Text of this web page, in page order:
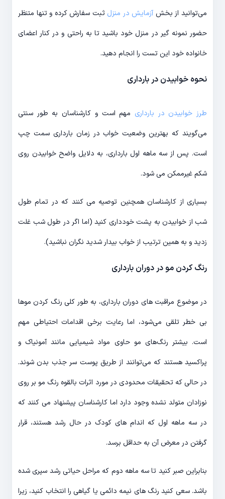
می‌توانید از بخش آزمایش در منزل ثبت سفارش کرده و تنها متنظر
حضور نمونه گیر در منزل خود باشید تا به راحتی و در کنار اعضای
خانواده خود این تست را انجام دهید.
نحوه خوابیدن در بارداری
طرز خوابیدن در بارداری مهم است و کارشناسان به طور سنتی
می‌گویند که بهترین وضعیت خواب در زمان بارداری سمت چپ
است. پس از سه ماهه اول بارداری، به دلایل واضح خوابیدن روی
شکم غیرممکن می شود.
بسیاری از کارشناسان همچنین توصیه می کنند که در تمام طول
شب از خوابیدن به پشت خودداری کنید (اما اگر در طول شب غلت
زدید و به همین ترتیب از خواب بیدار شدید نگران نباشید).
رنگ کردن مو در دوران بارداری
در موضوع مراقبت های دوران بارداری، به طور کلی رنگ کردن موها
بی خطر تلقی می‌شود، اما رعایت برخی اقدامات احتیاطی مهم
است. بیشتر رنگ‌های مو حاوی مواد شیمیایی مانند آمونیاک و
پراکسید هستند که می‌توانند از طریق پوست سر جذب بدن شوند.
در حالی که تحقیقات محدودی در مورد اثرات بالقوه رنگ مو بر روی
نوزادان متولد نشده وجود دارد اما کارشناسان پیشنهاد می کنند که
در سه ماهه اول که اندام های کودک در حال رشد هستند، قرار
گرفتن در معرض آن به حداقل برسد.
بنابراین صبر کنید تا سه ماهه دوم که مراحل حیاتی رشد سپری شده
باشد. سعی کنید رنگ های نیمه دائمی یا گیاهی را انتخاب کنید، زیرا